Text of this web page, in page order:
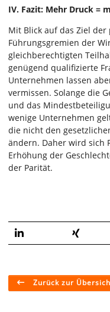
IV. Fazit: Mehr Druck =
Mit Blick auf das Ziel
Führungsgremien der
gleichberechtigten
genügend qualifizierte
Unternehmen lassen
vermissen. Solange die
und das
wenige Unternehmen
die nicht den
ändern. Daher wird sich
Erhöhung der
der Parität.
Zurück zur